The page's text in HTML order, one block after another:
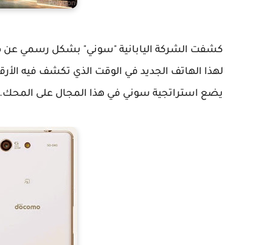
لهذا الهاتف الجديد في الوقت الذي تكشف فيه
يضع استراتجية سوني في هذا المجال على المحك.